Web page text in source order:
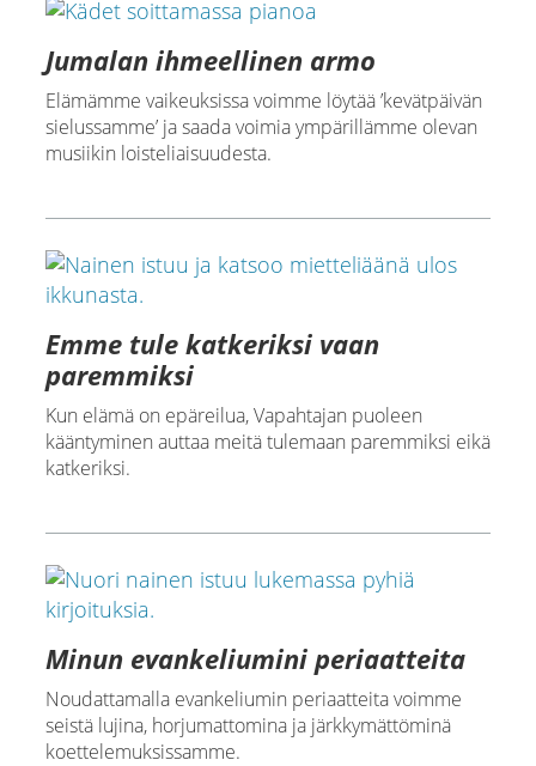
Jumalan ihmeellinen armo
Elämämme vaikeuksissa voimme löytää ’kevätpäivän
sielussamme’ ja saada voimia ympärillämme olevan
musiikin loisteliaisuudesta.
Emme tule katkeriksi vaan
paremmiksi
Kun elämä on epäreilua, Vapahtajan puoleen
kääntyminen auttaa meitä tulemaan paremmiksi eikä
katkeriksi.
Minun evankeliumini periaatteita
Noudattamalla evankeliumin periaatteita voimme
seistä lujina, horjumattomina ja järkkymättöminä
koettelemuksissamme.